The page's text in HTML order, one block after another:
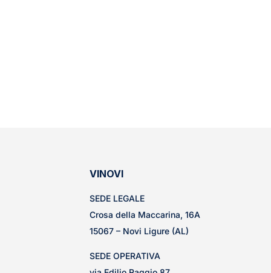
VINOVI
SEDE LEGALE
Crosa della Maccarina, 16A
15067 – Novi Ligure (AL)
SEDE OPERATIVA